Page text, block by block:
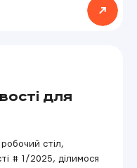
для
стіл,
# 1/2025, ділимося